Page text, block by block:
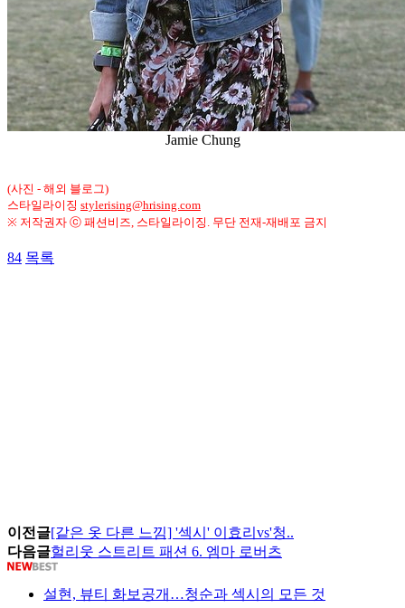
Jamie Chung
(사진 - 해외 블로그)
스타일라이징 stylerising@hrising.com
※ 저작권자 ⓒ 패션비즈, 스타일라이징. 무단 전재-재배포 금지
84 목록
이전글[같은 옷 다른 느낌] '섹시' 이효리vs'청..
다음글헐리웃 스트리트 패션 6. 엠마 로버츠
설현, 뷰티 화보공개…청순과 섹시의 모든 것